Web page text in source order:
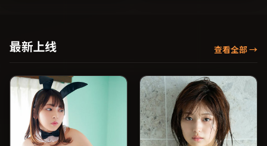
新片源。推荐给喜爱现实主
费条目索引，支持片名与演
员交叉检索。）
最新上线 查看全部→